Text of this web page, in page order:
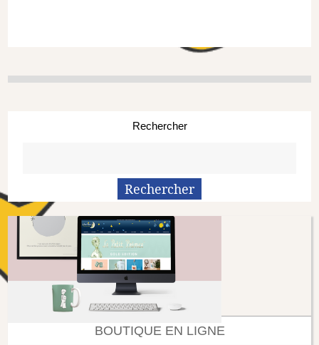
Rechercher
BOUTIQUE EN LIGNE